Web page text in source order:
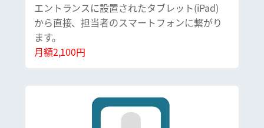
エントランスに設置されたタブレット(iPad)
から直接、担当者のスマートフォンに繋がり
ます。
月額2,100円